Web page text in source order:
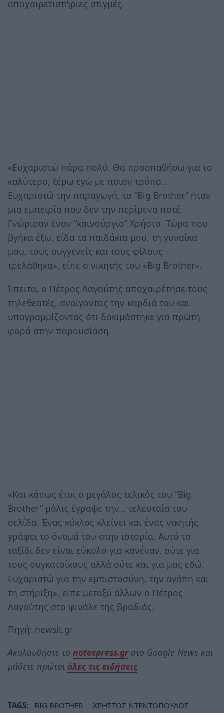
αποχαιρετιστήριες στιγμές.
«Ευχαριστώ πάρα πολύ. Θα προσπαθήσω για το
καλύτερο, ξέρω εγώ με ποιον τρόπο…
Ευχαριστώ την παραγωγή, το “Big Brother” ήταν
μια εμπειρία που δεν την περίμενα ποτέ.
Γνώρισαν έναν “καινούργιο” Χρήστο. Τώρα που
βγήκα έξω, είδα τα παιδάκια μου, τη γυναίκα
μου, τους συγγενείς και τους φίλους
τρελάθηκα», είπε ο νικητής του «Big Brother».
Έπειτα, ο Πέτρος Λαγούτης αποχαιρέτησε τους
τηλεθεατές, ανοίγοντας την καρδιά του και
υπογραμμίζοντας ότι δοκιμάστηκε για πρώτη
φορά στην παρουσίαση.
«Και κάπως έτσι ο μεγάλος τελικός του “Big
Brother” μόλις έγραψε την… τελευταία του
σελίδα. Ένας κύκλος κλείνει και ένας νικητής
γράφει το όνομά του στην ιστορία. Αυτό το
ταξίδι δεν είναι εύκολο για κανέναν, ούτε για
τους συγκατοίκους αλλά ούτε και για μας εδώ.
Ευχαριστώ για την εμπιστοσύνη, την αγάπη και
τη στήριξη», είπε μεταξύ άλλων ο Πέτρος
Λαγούτης στο φινάλε της βραδιάς.
Πηγή: newsit.gr
Ακολουθήστε το notospress.grστο Google News και
μάθετε πρώτοι όλες τις ειδήσεις
TAGS: BIG BROTHER ΧΡΗΣΤΟΣ ΝΤΕΝΤΟΠΟΥΛΟΣ